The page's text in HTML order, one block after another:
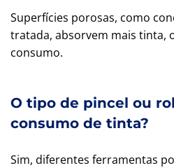
Superfícies porosas, como
tratada, absorvem mais tinta,
consumo.
O tipo de pincel ou
consumo de tinta?
Sim, diferentes ferramentas